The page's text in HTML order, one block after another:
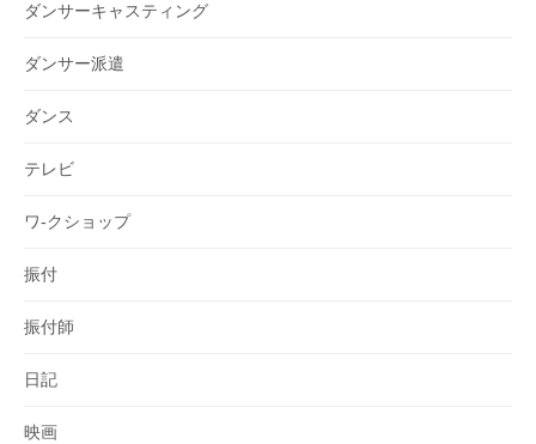
ダンサーキャスティング
ダンサー派遣
ダンス
テレビ
ワ-クショップ
振付
振付師
日記
映画